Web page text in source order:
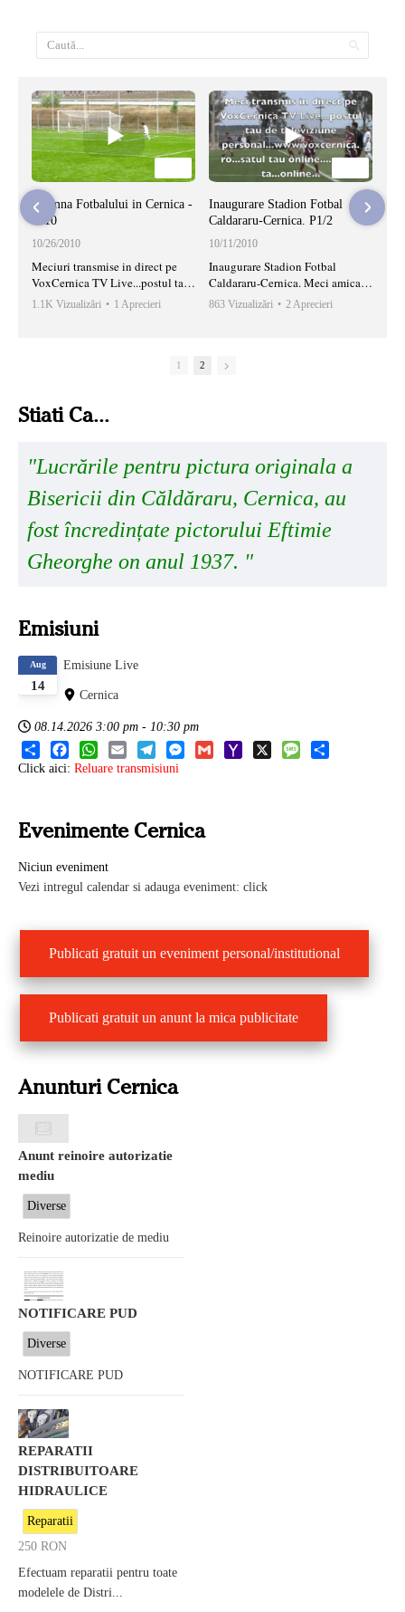
Toamna Fotbalului in Cernica -
2010
10/26/2010
Meciuri transmise in direct pe
VoxCernica TV Live...postul tau
de televiziune personal.
www.voxcernica.ro...satul
1.1K Vizualizări • 1 Aprecieri
Inaugurare Stadion Fotbal
Caldararu-Cernica. P1/2
10/11/2010
Inaugurare Stadion Fotbal
Caldararu-Cernica. Meci amical
Rapid II - Cernica. 7-5. 4-oct-
863 Vizualizări • 2 Aprecieri
1 2
Stiati Ca...
"Lucrările pentru pictura originala a
Bisericii din Căldăraru, Cernica, au
fost încredințate pictorului Eftimie
Gheorghe on anul 1937. "
Emisiuni
14
Aug Emisiune Live
Cernica
08.14.2026 3:00 pm - 10:30 pm
ShareFacebookWhatsApp
EmailTelegramMessenger
Click aici: Reluare transmisiuni
Evenimente Cernica
Niciun eveniment
Vezi intregul calendar si adauga eveniment: click
Publicati gratuit un eveniment personal/institutional
Publicati gratuit un anunt la mica publicitate
Anunturi Cernica
Anunt reinoire autorizatie
mediu
Diverse
Reinoire autorizatie de mediu
NOTIFICARE PUD
Diverse
NOTIFICARE PUD
REPARATII
DISTRIBUITOARE
HIDRAULICE
Reparatii
250 RON
Efectuam reparatii pentru toate
modelele de Distri...